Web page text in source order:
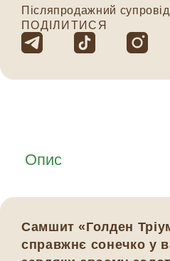
Післяпродажний
ПОДІЛИТИСЯ
Опис
Самшит «Голден
справжнє сонечко у